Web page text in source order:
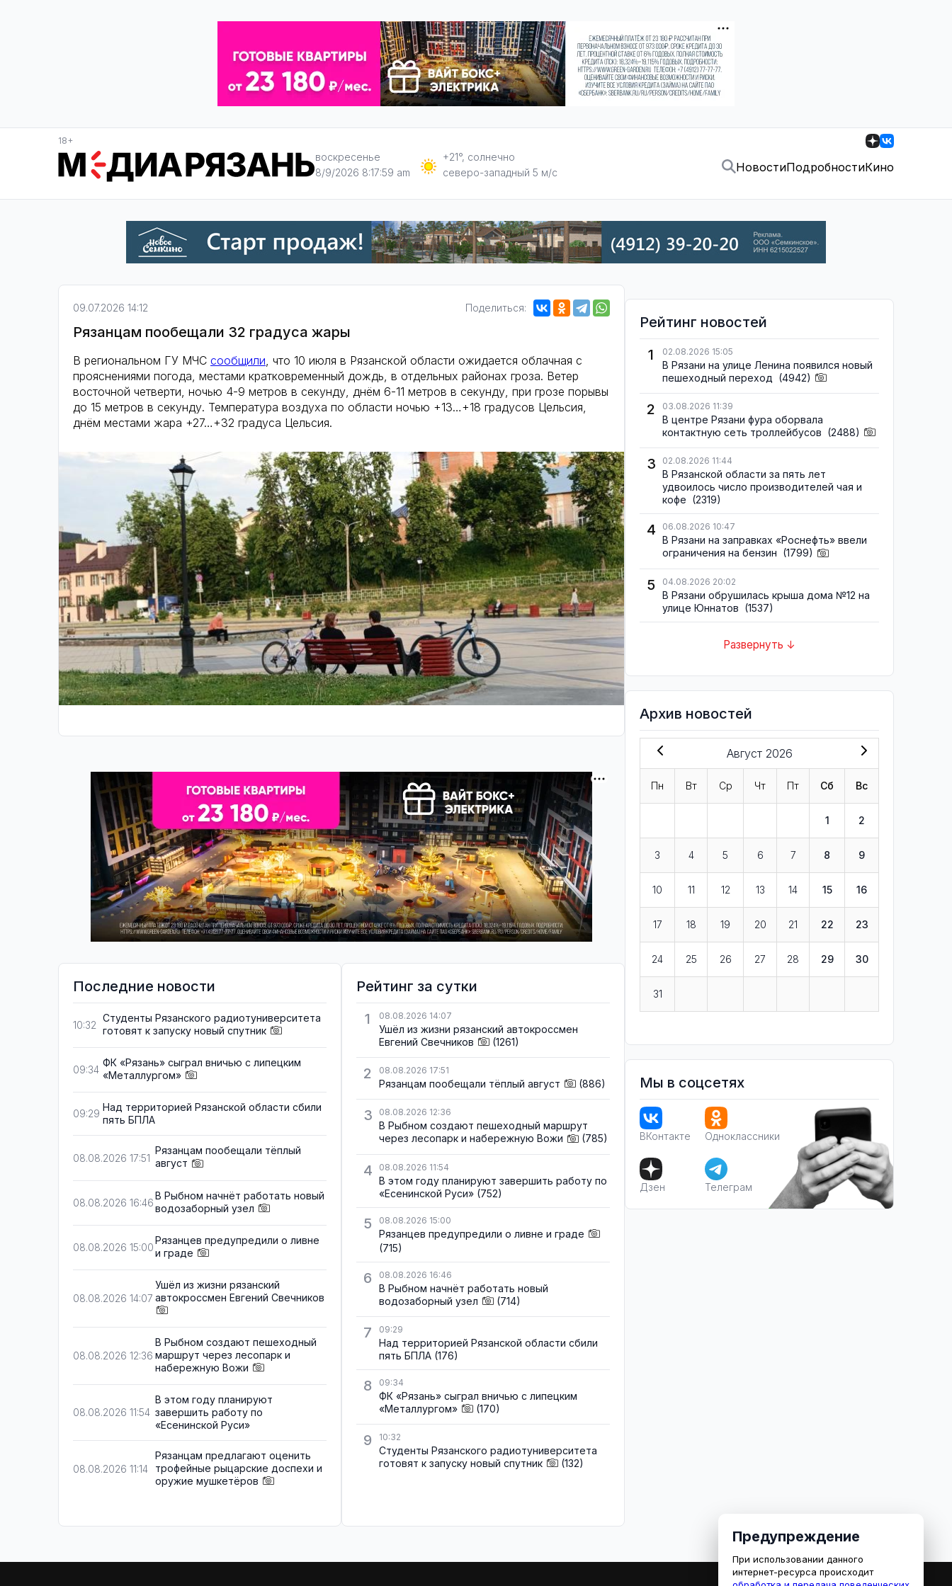
18+
воскресенье
8/9/2026 8:18:00 am
+21°, солнечно
северо-западный 5 м/с
НовостиПодробностиКино
09.07.2026 14:12 Поделиться:
Рязанцам пообещали 32 градуса жары
В региональном ГУ МЧС сообщили, что 10 июля в Рязанской области ожидается облачная с
прояснениями погода, местами кратковременный дождь, в отдельных районах гроза. Ветер
восточной четверти, ночью 4-9 метров в секунду, днём 6-11 метров в секунду, при грозе порывы
до 15 метров в секунду. Температура воздуха по области ночью +13…+18 градусов Цельсия,
днём местами жара +27…+32 градуса Цельсия.
Последние новости
10:32
Студенты Рязанского радиотуниверситета
готовят к запуску новый спутник
09:34
ФК «Рязань» сыграл вничью с липецким
«Металлургом»
09:29
Над территорией Рязанской области сбили
пять БПЛА
08.08.2026 17:51
Рязанцам пообещали тёплый
август
08.08.2026 16:46
В Рыбном начнёт работать новый
водозаборный узел
08.08.2026 15:00
Рязанцев предупредили о ливне
и граде
08.08.2026 14:07
Ушёл из жизни рязанский
автокроссмен Евгений Свечников
08.08.2026 12:36
В Рыбном создают пешеходный
маршрут через лесопарк и
набережную Вожи
08.08.2026 11:54
В этом году планируют
завершить работу по
«Есенинской Руси»
08.08.2026 11:14
Рязанцам предлагают оценить
трофейные рыцарские доспехи и
оружие мушкетёров
Рейтинг за сутки
1
08.08.2026 14:07
Ушёл из жизни рязанский автокроссмен
Евгений Свечников
(1261)
2 08.08.2026 17:51
Рязанцам пообещали тёплый август (886)
3 08.08.2026 12:36
В Рыбном создают пешеходный маршрут
через лесопарк и набережную Вожи
(785)
4 08.08.2026 11:54
В этом году планируют завершить работу по
«Есенинской Руси» (752)
5 08.08.2026 15:00
Рязанцев предупредили о ливне и граде
(715)
6 08.08.2026 16:46
В Рыбном начнёт работать новый
водозаборный узел
(714)
7 09:29
Над территорией Рязанской области сбили
пять БПЛА (176)
8 09:34
ФК «Рязань» сыграл вничью с липецким
«Металлургом»
(170)
9 10:32
Студенты Рязанского радиотуниверситета
готовят к запуску новый спутник
(132)
Рейтинг новостей
1
02.08.2026 15:05
В Рязани на улице Ленина появился новый
пешеходный переход (4942)
2 03.08.2026 11:39
В центре Рязани фура оборвала
контактную сеть троллейбусов (2488)
3 02.08.2026 11:44
В Рязанской области за пять лет
удвоилось число производителей чая и
кофе (2319)
4 06.08.2026 10:47
В Рязани на заправках «Роснефть» ввели
ограничения на бензин (1799)
5 04.08.2026 20:02
В Рязани обрушилась крыша дома №12 на
улице Юннатов (1537)
Развернуть ↓
Архив новостей
Август 2026
Пн Вт Ср Чт Пт Сб Вс
1 2
3 4 5 6 7 8 9
10 11 12 13 14 15 16
17 18 19 20 21 22 23
24 25 26 27 28 29 30
31
Мы в соцсетях
ВКонтакте Одноклассники
Дзен Телеграм
Предупреждение
При использовании данного
интернет-ресурса происходит